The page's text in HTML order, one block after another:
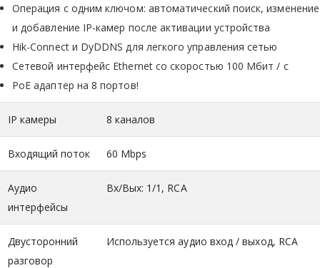
Операция с одним ключом: автоматический поиск, изменение
и добавление IP-камер после активации устройства
Hik-Connect и DyDDNS для легкого управления сетью
Сетевой интерфейс Ethernet со скоростью 100 Мбит / с
PoE адаптер на 8 портов!
IP камеры 8 каналов
Входящий поток 60 Mbps
Аудио
интерфейсы
Вх/Вых: 1/1, RCA
Двусторонний
разговор
Используется аудио вход / выход, RCA